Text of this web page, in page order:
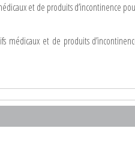
et de produits d’incontinence
médicaux et de produits